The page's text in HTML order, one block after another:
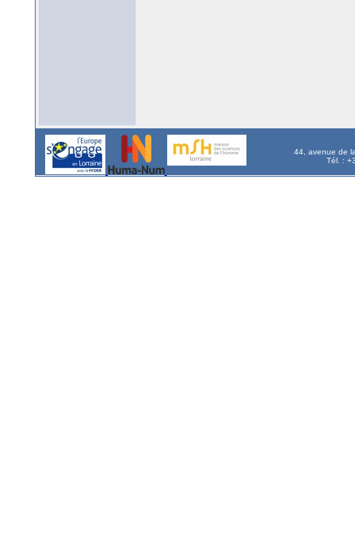
44, avenue de
Tél. :